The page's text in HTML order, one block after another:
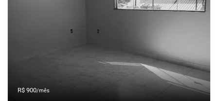
R$ 900/mês